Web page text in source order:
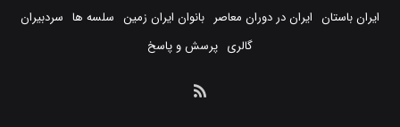
ایران باستان ایران در دوران معاصر بانوان ایران زمین سلسه ها سردبیران
گالری پرسش و پاسخ
خوراک